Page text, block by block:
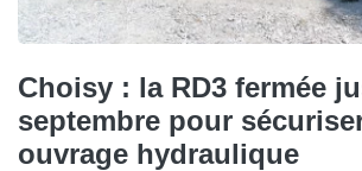
Choisy : la RD3 fermée
septembre pour
ouvrage hydraulique